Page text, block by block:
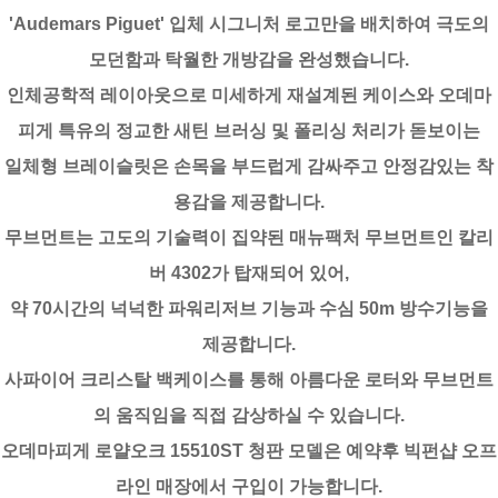
'Audemars Piguet' 입체 시그니처 로고만을 배치하여 극도의
모던함과 탁월한 개방감을 완성했습니다.
인체공학적 레이아웃으로 미세하게 재설계된 케이스와 오데마
피게 특유의 정교한 새틴 브러싱 및 폴리싱 처리가 돋보이는
일체형 브레이슬릿은 손목을 부드럽게 감싸주고 안정감있는 착
용감을 제공합니다.
무브먼트는 고도의 기술력이 집약된 매뉴팩처 무브먼트인 칼리
버 4302가 탑재되어 있어,
약 70시간의 넉넉한 파워리저브 기능과 수심 50m 방수기능을
제공합니다.
사파이어 크리스탈 백케이스를 통해 아름다운 로터와 무브먼트
의 움직임을 직접 감상하실 수 있습니다.
오데마피게 로얄오크 15510ST 청판 모델은 예약후 빅펀샵 오프
라인 매장에서 구입이 가능합니다.